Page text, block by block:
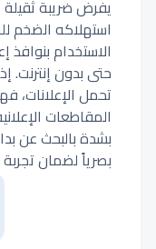
استهلاكه الضخم
الاستخدام
حتى بدون إنترنت.
تحمل الإعلانات،
المقاطعات
بشدة بالبحث عن
بصرياً لضمان